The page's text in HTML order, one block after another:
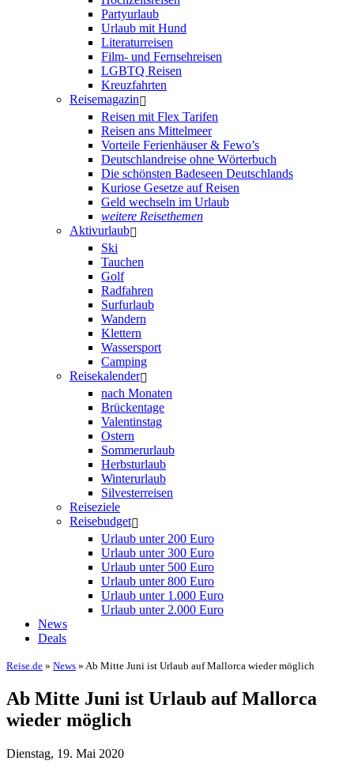
Partyurlaub
Urlaub mit Hund
Literaturreisen
Film- und Fernsehreisen
LGBTQ Reisen
Kreuzfahrten
Reisemagazin
Reisen mit Flex Tarifen
Reisen ans Mittelmeer
Vorteile Ferienhäuser & Fewo’s
Deutschlandreise ohne Wörterbuch
Die schönsten Badeseen Deutschlands
Kuriose Gesetze auf Reisen
Geld wechseln im Urlaub
weitere Reisethemen
Aktivurlaub
Ski
Tauchen
Golf
Radfahren
Surfurlaub
Wandern
Klettern
Wassersport
Camping
Reisekalender
nach Monaten
Brückentage
Valentinstag
Ostern
Sommerurlaub
Herbsturlaub
Winterurlaub
Silvesterreisen
Reiseziele
Reisebudget
Urlaub unter 200 Euro
Urlaub unter 300 Euro
Urlaub unter 500 Euro
Urlaub unter 800 Euro
Urlaub unter 1.000 Euro
Urlaub unter 2.000 Euro
News
Deals
Reise.de » News » Ab Mitte Juni ist Urlaub auf Mallorca wieder möglich
Ab Mitte Juni ist Urlaub auf Mallorca
wieder möglich
Dienstag, 19. Mai 2020